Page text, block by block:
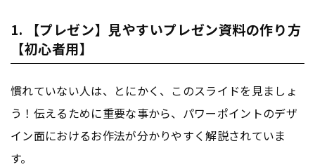
1. 【プレゼン】見やすいプレゼン資料の作り方
【初心者用】
慣れていない人は、とにかく、このスライドを見ましょ
う！伝えるために重要な事から、パワーポイントのデザ
イン面におけるお作法が分かりやすく解説されていま
す。